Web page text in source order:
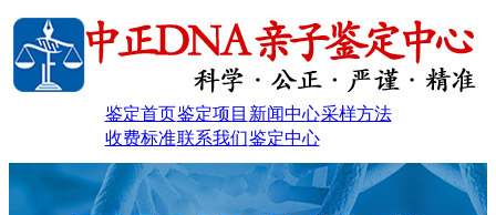
鉴定首页鉴定项目 新闻中心采样方法
收费标准联系我们鉴定中心